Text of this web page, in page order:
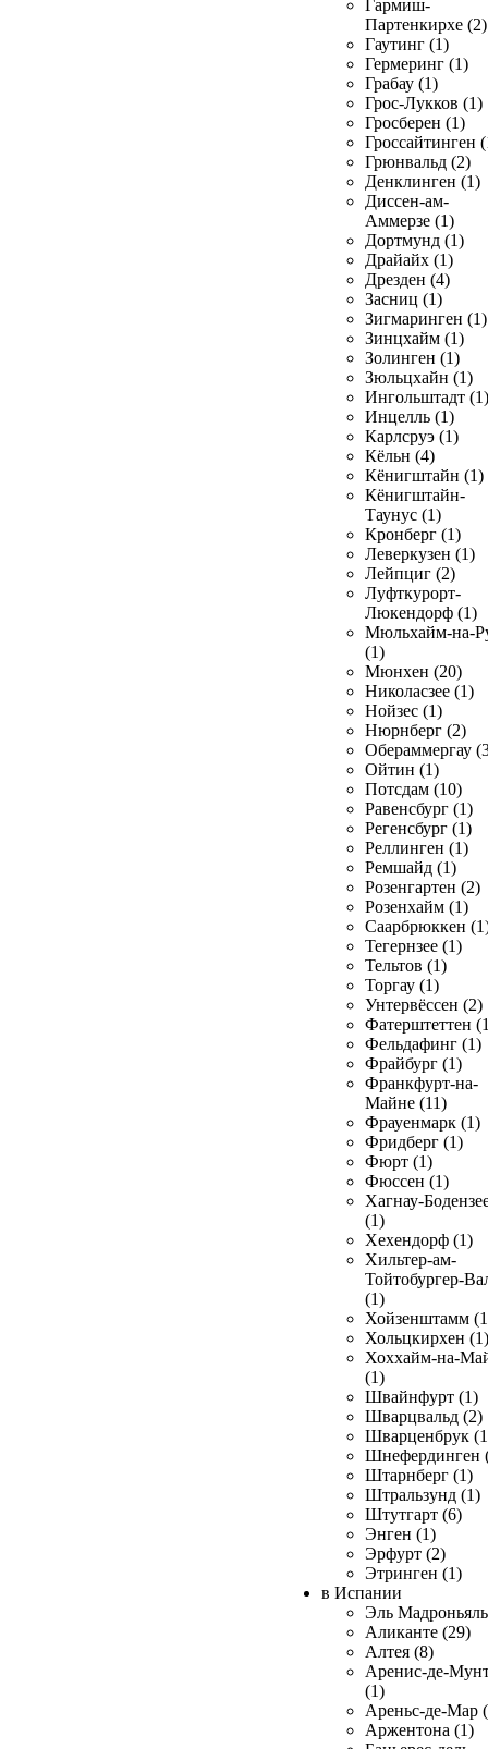
Гармиш-
Партенкирхе (2)
Гаутинг (1)
Гермеринг (1)
Грабау (1)
Грос-Лукков (1)
Гросберен (1)
Гроссайтинген
Грюнвальд (2)
Денклинген (1)
Диссен-ам-
Аммерзе (1)
Дортмунд (1)
Драйайх (1)
Дрезден (4)
Засниц (1)
Зигмаринген (1)
Зинцхайм (1)
Золинген (1)
Зюльцхайн (1)
Ингольштадт (1)
Инцелль (1)
Карлсруэ (1)
Кёльн (4)
Кёнигштайн (1)
Кёнигштайн-
Таунус (1)
Кронберг (1)
Леверкузен (1)
Лейпциг (2)
Луфткурорт-
Люкендорф (1)
Мюльхайм-на-
(1)
Мюнхен (20)
Николасзее (1)
Нойзес (1)
Нюрнберг (2)
Обераммергау
Ойтин (1)
Потсдам (10)
Равенсбург (1)
Регенсбург (1)
Реллинген (1)
Ремшайд (1)
Розенгартен (2)
Розенхайм (1)
Саарбрюккен
Тегернзее (1)
Тельтов (1)
Торгау (1)
Унтервёссен (2)
Фатерштеттен
Фельдафинг (1)
Фрайбург (1)
Франкфурт-на-
Майне (11)
Фрауенмарк (1)
Фридберг (1)
Фюрт (1)
Фюссен (1)
Хагнау-
(1)
Хехендорф (1)
Хильтер-ам-
Тойтобургер-
(1)
Хойзенштамм
Хольцкирхен (1)
Хоххайм-на-
(1)
Швайнфурт (1)
Шварцвальд (2)
Шварценбрук
Шнефердинген
Штарнберг (1)
Штральзунд (1)
Штутгарт (6)
Энген (1)
Эрфурт (2)
Этринген (1)
в Испании
Эль
Аликанте (29)
Алтея (8)
Аренис-де-
(1)
Ареньс-де-Мар
Аржентона (1)